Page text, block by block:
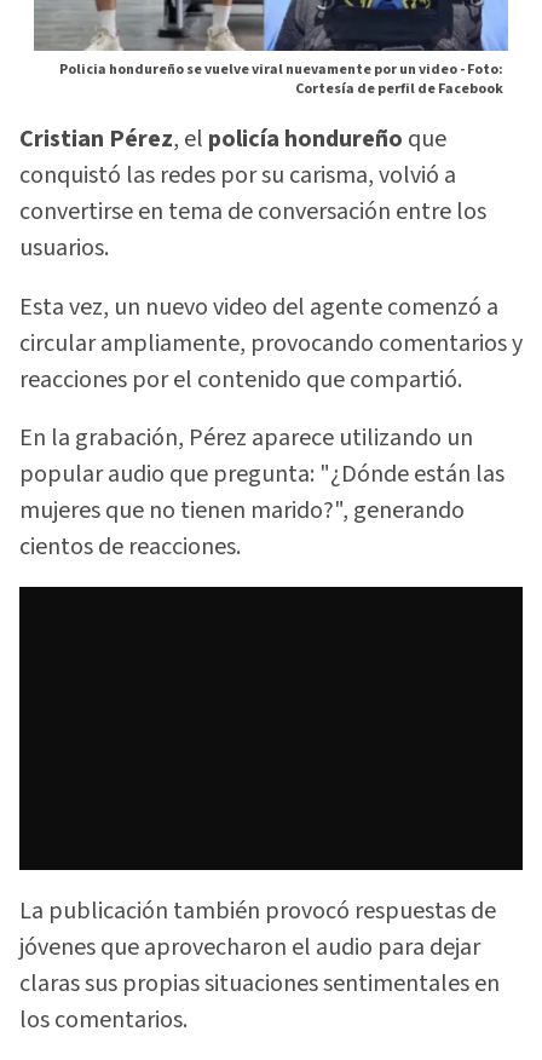
Policia hondureño se vuelve viral nuevamente por un video -Foto:
Cortesía de perfil de Facebook
Cristian Pérez, el policía hondureño que
conquistó las redes por su carisma, volvió a
convertirse en tema de conversación entre los
usuarios.
Esta vez, un nuevo video del agente comenzó a
circular ampliamente, provocando comentarios y
reacciones por el contenido que compartió.
En la grabación, Pérez aparece utilizando un
popular audio que pregunta: "¿Dónde están las
mujeres que no tienen marido?", generando
cientos de reacciones.
La publicación también provocó respuestas de
jóvenes que aprovecharon el audio para dejar
claras sus propias situaciones sentimentales en
los comentarios.